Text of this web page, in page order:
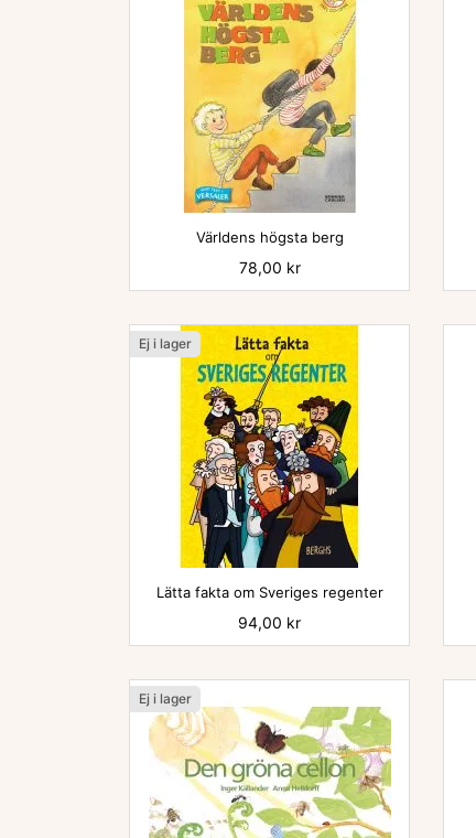

Världens högsta berg
Pris
78,00 kr
Ej i lager
Lätta fakta om Sveriges regenter
Pris
94,00 kr
Ej i lager